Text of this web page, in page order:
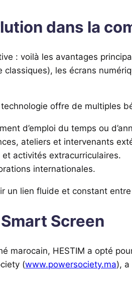
dans la
: voilà les avantages
les écrans
offre de multiples
d’emploi du temps ou
ateliers et intervenants
activités extracurriculaires.
internationales.
un lien fluide et constant
Screen
marocain, HESTIM a opté
(www.powersociety.ma), a